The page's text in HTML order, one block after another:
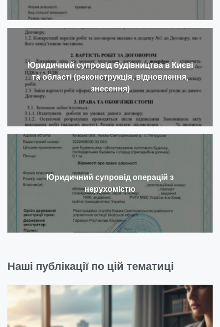
Юридичний супровід будівництва в Києві
та області (реконструкція, відновлення,
знесення)
Юридичний супровід операцій з
нерухомістю
Наші публікації по цій тематиці